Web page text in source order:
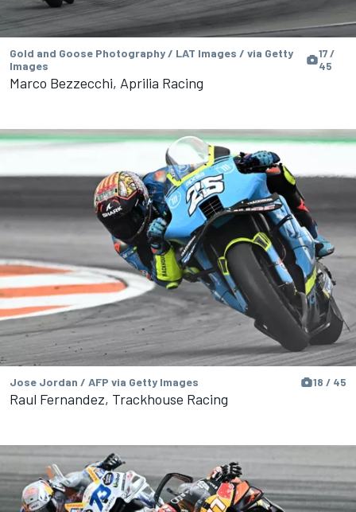
Gold and Goose Photography / LAT Images / via Getty
Images
17 /
45
Marco Bezzecchi, Aprilia Racing
Jose Jordan / AFP via Getty Images 18 / 45
Raul Fernandez, Trackhouse Racing